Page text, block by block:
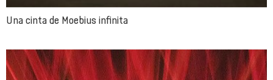
Una cinta de Moebius infinita